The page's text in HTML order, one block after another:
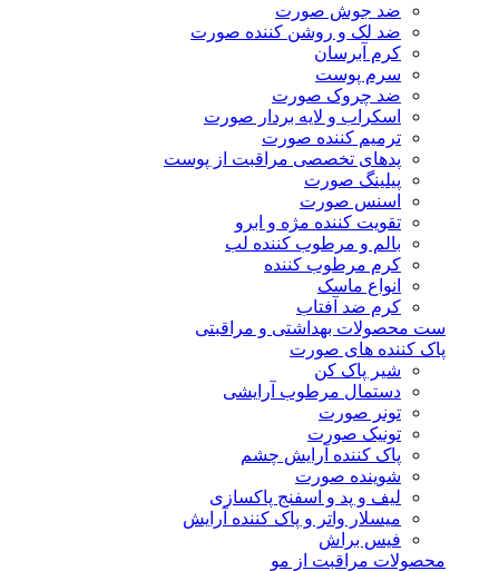
ضد جوش صورت
ضد لک و روشن کننده صورت
کرم آبرسان
سرم پوست
ضد چروک صورت
اسکراب و لایه بردار صورت
ترمیم کننده صورت
پدهای تخصصی مراقبت از پوست
پیلینگ صورت
اسنس صورت
تقویت کننده مژه و ابرو
بالم و مرطوب کننده لب
کرم مرطوب کننده
انواع ماسک
کرم ضد آفتاب
ست محصولات بهداشتی و مراقبتی
پاک کننده های صورت
شیر پاک کن
دستمال مرطوب آرایشی
تونر صورت
تونیک صورت
پاک کننده آرایش چشم
شوینده صورت
لیف و پد و اسفنج پاکسازی
میسلار واتر و پاک کننده آرایش
فیس براش
محصولات مراقبت از مو